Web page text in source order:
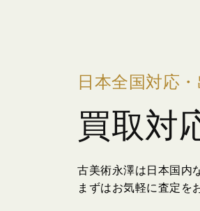
日本全国対応
買取対
古美術永澤は日本国内
まずはお気軽に査定を